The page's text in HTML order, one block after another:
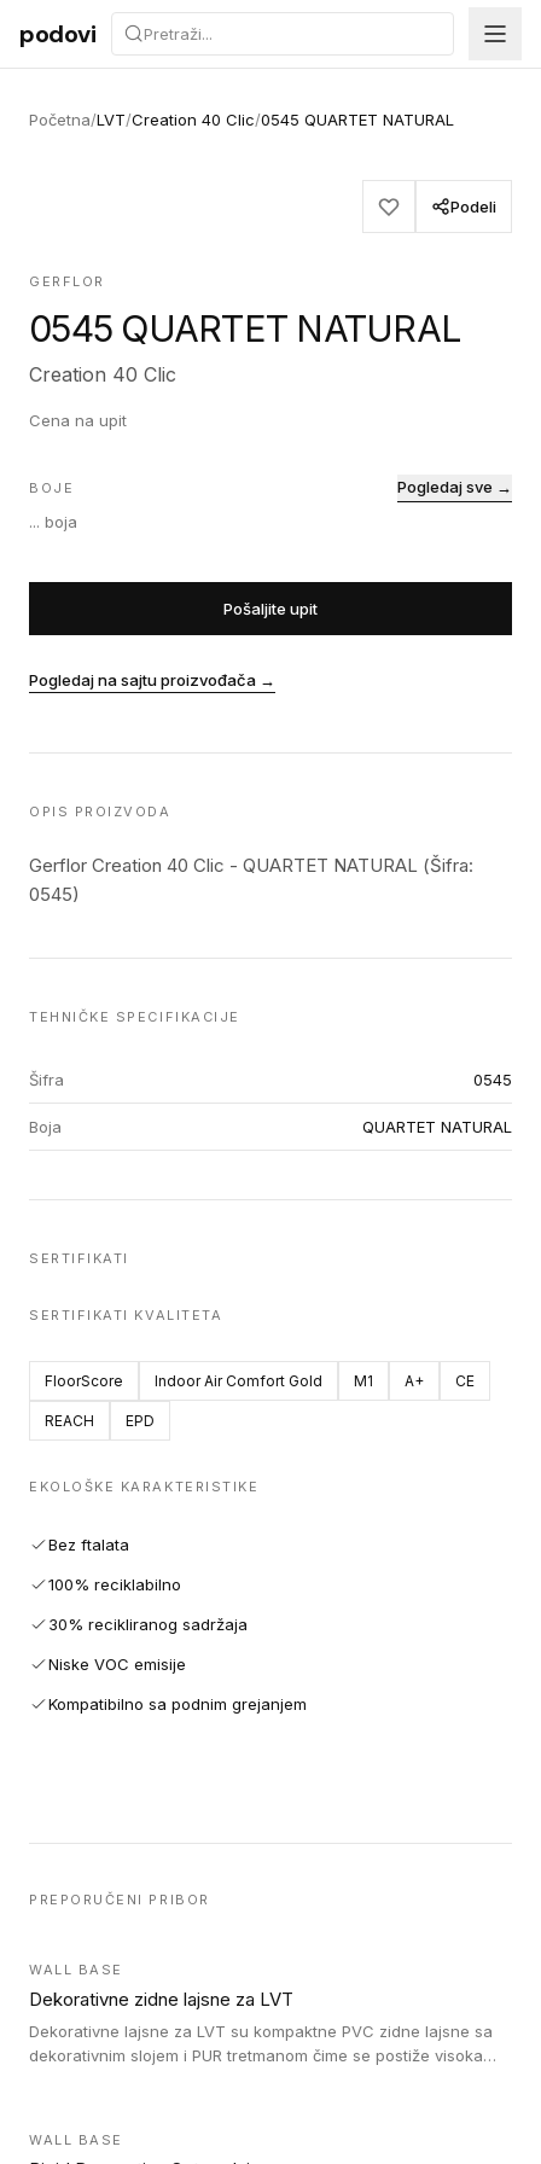
Preskoči na sadržaj
podovi
Početna/LVT/Creation 40 Clic/0545 QUARTET NATURAL
Podeli
GERFLOR
0545 QUARTET NATURAL
Creation 40 Clic
Cena na upit
BOJE
... boja
Pogledaj sve →
Pošaljite upit
Pogledaj na sajtu proizvođača →
OPIS PROIZVODA
Gerflor Creation 40 Clic - QUARTET NATURAL (Šifra:
0545)
TEHNIČKE SPECIFIKACIJE
Šifra 0545
Boja QUARTET NATURAL
SERTIFIKATI
SERTIFIKATI KVALITETA
FloorScore Indoor Air Comfort Gold M1 A+ CE
REACH EPD
EKOLOŠKE KARAKTERISTIKE
Bez ftalata
100% reciklabilno
30% recikliranog sadržaja
Niske VOC emisije
Kompatibilno sa podnim grejanjem
PREPORUČENI PRIBOR
WALL BASE
Dekorativne zidne lajsne za LVT
Dekorativne lajsne za LVT su kompaktne PVC zidne lajsne sa
dekorativnim slojem i PUR tretmanom čime se postiže visoka
WALL BASE